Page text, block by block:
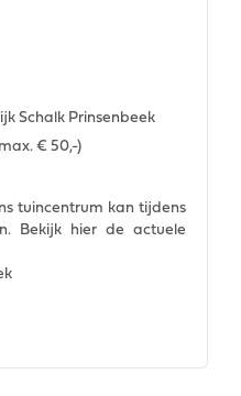
Schalk Prinsenbeek
€ 50,-)
tuincentrum kan tijdens
Bekijk hier de actuele